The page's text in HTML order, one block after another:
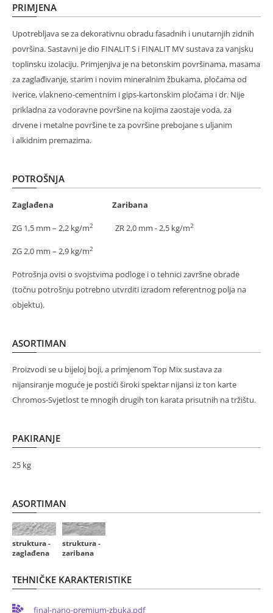
PRIMJENA
Upotrebljava se za dekorativnu obradu fasadnih i unutarnjih zidnih
površina. Sastavni je dio FINALIT S i FINALIT MV sustava za vanjsku
toplinsku izolaciju. Primjenjiva je na betonskim površinama, masama
za zaglađivanje, starim i novim mineralnim žbukama, pločama od
iverice, vlakneno-cementnim i gips-kartonskim pločama i dr. Nije
prikladna za vodoravne površine na kojima zaostaje voda, za
drvene i metalne površine te za površine prebojane s uljanim
i alkidnim premazima.
POTROŠNJA
Zaglađena Zaribana
ZG 1,5 mm – 2,2 kg/m2 ZR 2,0 mm - 2,5 kg/m2
ZG 2,0 mm – 2,9 kg/m2
Potrošnja ovisi o svojstvima podloge i o tehnici završne obrade
(točnu potrošnju potrebno utvrditi izradom referentnog polja na
objektu).
ASORTIMAN
Proizvodi se u bijeloj boji, a primjenom Top Mix sustava za
nijansiranje moguće je postići široki spektar nijansi iz ton karte
Chromos-Svjetlost te mnogih drugih ton karata prisutnih na tržištu.
PAKIRANJE
25 kg
ASORTIMAN
struktura -
zaglađena
struktura -
zaribana
TEHNIČKE KARAKTERISTIKE
final-nano-premium-zbuka.pdf